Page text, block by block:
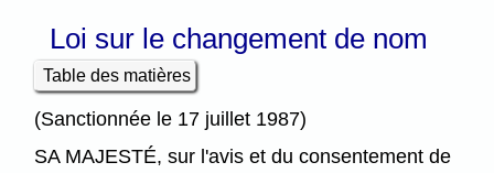
Loi sur le changement de nom
Table des matières
(Sanctionnée le 17 juillet 1987)
SA MAJESTÉ, sur l'avis et du consentement de